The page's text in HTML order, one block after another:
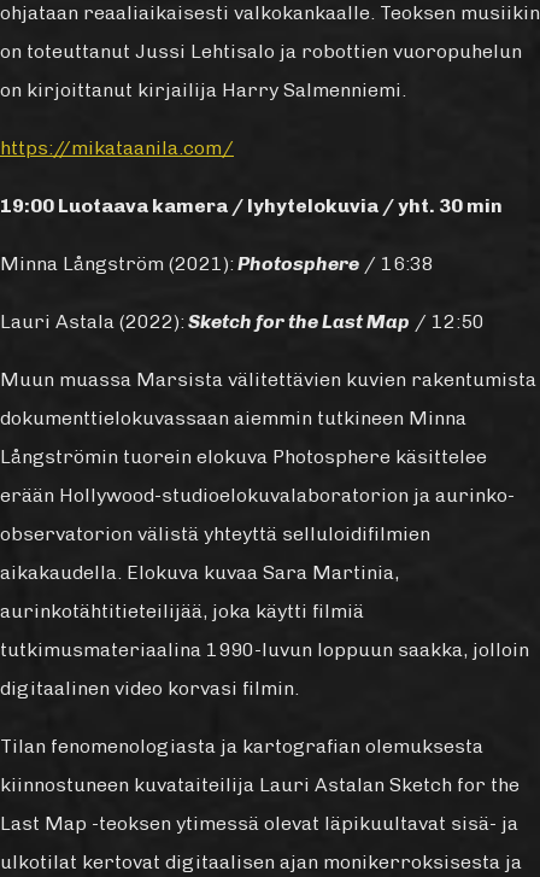
ohjataan reaaliaikaisesti valkokankaalle. Teoksen musiikin
on toteuttanut Jussi Lehtisalo ja robottien vuoropuhelun
on kirjoittanut kirjailija Harry Salmenniemi.
https://mikataanila.com/
19:00 Luotaava kamera / lyhytelokuvia / yht. 30 min
Minna Långström (2021):Photosphere / 16:38
Lauri Astala (2022): Sketch for the Last Map / 12:50
Muun muassa Marsista välitettävien kuvien rakentumista
dokumenttielokuvassaan aiemmin tutkineen Minna
Långströmin tuorein elokuva Photosphere käsittelee
erään Hollywood-studioelokuvalaboratorion ja aurinko-
observatorion välistä yhteyttä selluloidifilmien
aikakaudella. Elokuva kuvaa Sara Martinia,
aurinkotähtitieteilijää, joka käytti filmiä
tutkimusmateriaalina 1990-luvun loppuun saakka, jolloin
digitaalinen video korvasi filmin.
Tilan fenomenologiasta ja kartografian olemuksesta
kiinnostuneen kuvataiteilija Lauri Astalan Sketch for the
Last Map -teoksen ytimessä olevat läpikuultavat sisä- ja
ulkotilat kertovat digitaalisen ajan monikerroksisesta ja